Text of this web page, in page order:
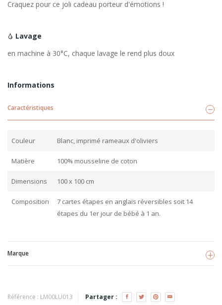
Craquez pour ce joli cadeau porteur d'émotions !
Lavage
en machine à 30°C, chaque lavage le rend plus doux
Informations
Caractéristiques
Couleur Blanc, imprimé rameaux d'oliviers
Matière 100% mousseline de coton
Dimensions 100 x 100 cm
Composition
7 cartes étapes en anglais réversibles soit 14
étapes du 1er jour de bébé à 1 an.
Marque
Voir les produits
Référence : LM00LU013 Partager :